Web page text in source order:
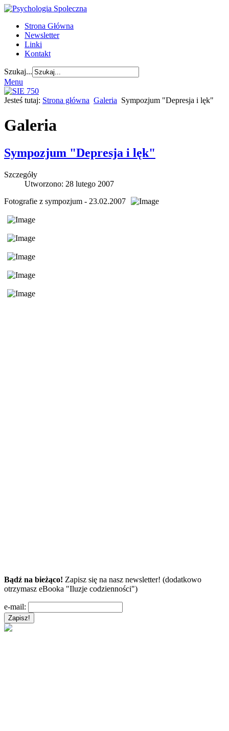
Strona Główna
Newsletter
Linki
Kontakt
Szukaj...
Menu
Jesteś tutaj: Strona główna Galeria Sympozjum "Depresja i lęk"
Galeria
Sympozjum "Depresja i lęk"
Szczegóły
Utworzono: 28 lutego 2007
Fotografie z sympozjum - 23.02.2007
Bądź na bieżąco! Zapisz się na nasz newsletter! (dodatkowo
otrzymasz eBooka "Iluzje codzienności")
e-mail: